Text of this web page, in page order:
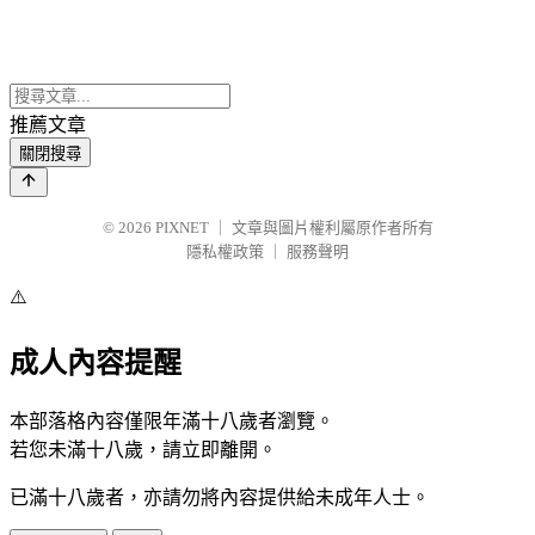
推薦文章
關閉搜尋
© 2026 PIXNET
文章與圖片權利屬原作者所有
隱私權政策
服務聲明
⚠️
成人內容提醒
本部落格內容僅限年滿十八歲者瀏覽。
若您未滿十八歲，請立即離開。
已滿十八歲者，亦請勿將內容提供給未成年人士。